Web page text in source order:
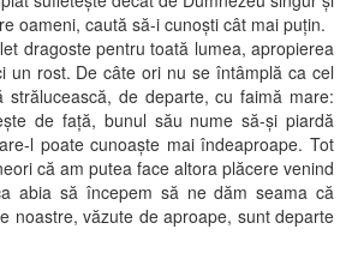
oameni, caută să-i cunoşti cât mai puţin.
pentru toată lumea, apropierea
un rost. De câte ori nu se întâmplă ca cel
strălucească, de departe, cu faimă mare:
de faţă, bunul său nume să-şi piardă
l poate cunoaşte mai îndeaproape. Tot
că am putea face altora plăcere venind
abia să începem să ne dăm seama că
noastre, văzute de aproape, sunt departe